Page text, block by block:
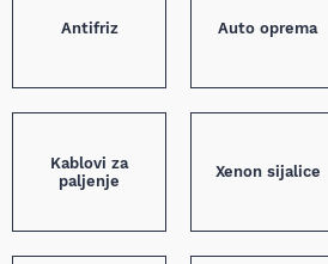
Antifriz Auto oprema
Kablovi za
paljenje
Xenon sijalice